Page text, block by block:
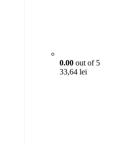
0.00 out of 5
33,64 lei